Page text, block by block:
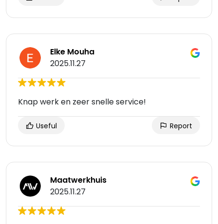
Elke Mouha
2025.11.27
Knap werk en zeer snelle service!
Useful Report
Maatwerkhuis
2025.11.27